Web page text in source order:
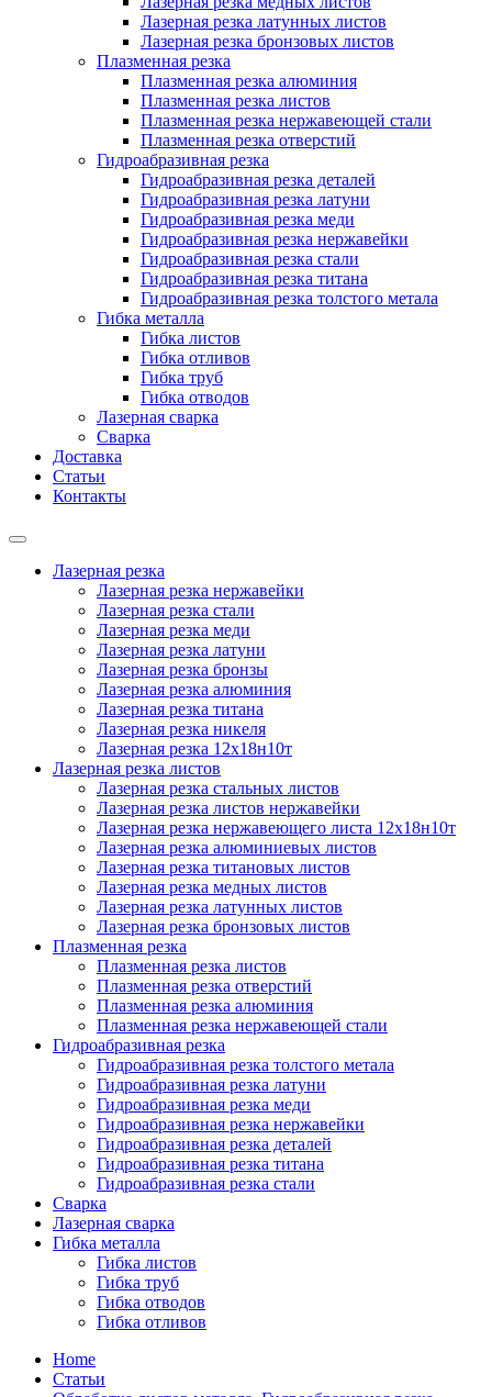
Лазерная резка латунных листов
Лазерная резка бронзовых листов
Плазменная резка
Плазменная резка алюминия
Плазменная резка листов
Плазменная резка нержавеющей стали
Плазменная резка отверстий
Гидроабразивная резка
Гидроабразивная резка деталей
Гидроабразивная резка латуни
Гидроабразивная резка меди
Гидроабразивная резка нержавейки
Гидроабразивная резка стали
Гидроабразивная резка титана
Гидроабразивная резка толстого метала
Гибка металла
Гибка листов
Гибка отливов
Гибка труб
Гибка отводов
Лазерная сварка
Сварка
Доставка
Статьи
Контакты
Лазерная резка
Лазерная резка нержавейки
Лазерная резка стали
Лазерная резка меди
Лазерная резка латуни
Лазерная резка бронзы
Лазерная резка алюминия
Лазерная резка титана
Лазерная резка никеля
Лазерная резка 12х18н10т
Лазерная резка листов
Лазерная резка стальных листов
Лазерная резка листов нержавейки
Лазерная резка нержавеющего листа 12х18н10т
Лазерная резка алюминиевых листов
Лазерная резка титановых листов
Лазерная резка медных листов
Лазерная резка латунных листов
Лазерная резка бронзовых листов
Плазменная резка
Плазменная резка листов
Плазменная резка отверстий
Плазменная резка алюминия
Плазменная резка нержавеющей стали
Гидроабразивная резка
Гидроабразивная резка толстого метала
Гидроабразивная резка латуни
Гидроабразивная резка меди
Гидроабразивная резка нержавейки
Гидроабразивная резка деталей
Гидроабразивная резка титана
Гидроабразивная резка стали
Сварка
Лазерная сварка
Гибка металла
Гибка листов
Гибка труб
Гибка отводов
Гибка отливов
Home
Статьи